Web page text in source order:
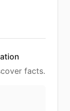
facts.